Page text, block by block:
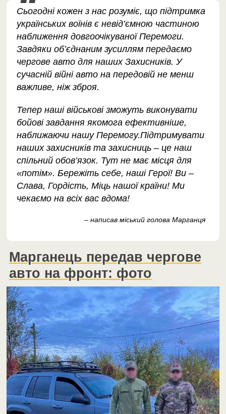
Сьогодні кожен з нас розуміє, що підтримка
українських воїнів є невід’ємною частиною
наближення довгоочікуваної Перемоги.
Завдяки об’єднаним зусиллям передаємо
чергове авто для наших Захисників. У
сучасній війні авто на передовій не менш
важливе, ніж зброя.
Тепер наші військові зможуть виконувати
бойові завдання якомога ефективніше,
наближаючи нашу Перемогу.Підтримувати
наших захисників та захисниць – це наш
спільний обов’язок. Тут не має місця для
«потім». Бережіть себе, наші Герої! Ви –
Слава, Гордість, Міць нашої країни! Ми
чекаємо на всіх вас вдома!
– написав міський голова Марганця
Марганець передав чергове
авто на фронт: фото